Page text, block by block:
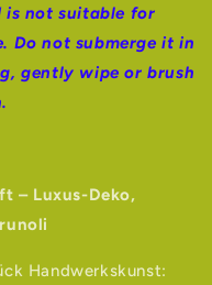
is not suitable for
Do not submerge it in
gently wipe or brush
– Luxus-Deko,
Handwerkskunst: